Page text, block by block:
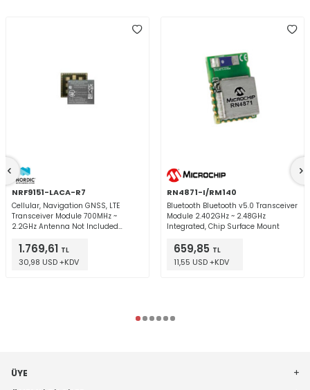
NRF9151-LACA-R7
Cellular, Navigation GNSS, LTE
Transceiver Module 700MHz ~
2.2GHz Antenna Not Included
1.769,61 TL
30,98 USD +KDV
RN4871-I/RM140
Bluetooth Bluetooth v5.0 Transceiver
Module 2.402GHz ~ 2.48GHz
Integrated, Chip Surface Mount
659,85 TL
11,55 USD +KDV
ÜYE